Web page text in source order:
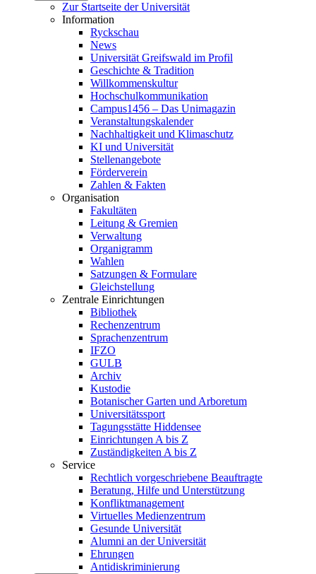
Zur Startseite der Universität
Information
Ryckschau
News
Universität Greifswald im Profil
Geschichte & Tradition
Willkommenskultur
Hochschulkommunikation
Campus1456 – Das Unimagazin
Veranstaltungskalender
Nachhaltigkeit und Klimaschutz
KI und Universität
Stellenangebote
Förderverein
Zahlen & Fakten
Organisation
Fakultäten
Leitung & Gremien
Verwaltung
Organigramm
Wahlen
Satzungen & Formulare
Gleichstellung
Zentrale Einrichtungen
Bibliothek
Rechenzentrum
Sprachenzentrum
IFZO
GULB
Archiv
Kustodie
Botanischer Garten und Arboretum
Universitätssport
Tagungsstätte Hiddensee
Einrichtungen A bis Z
Zuständigkeiten A bis Z
Service
Rechtlich vorgeschriebene Beauftragte
Beratung, Hilfe und Unterstützung
Konfliktmanagement
Virtuelles Medienzentrum
Gesunde Universität
Alumni an der Universität
Ehrungen
Antidiskriminierung